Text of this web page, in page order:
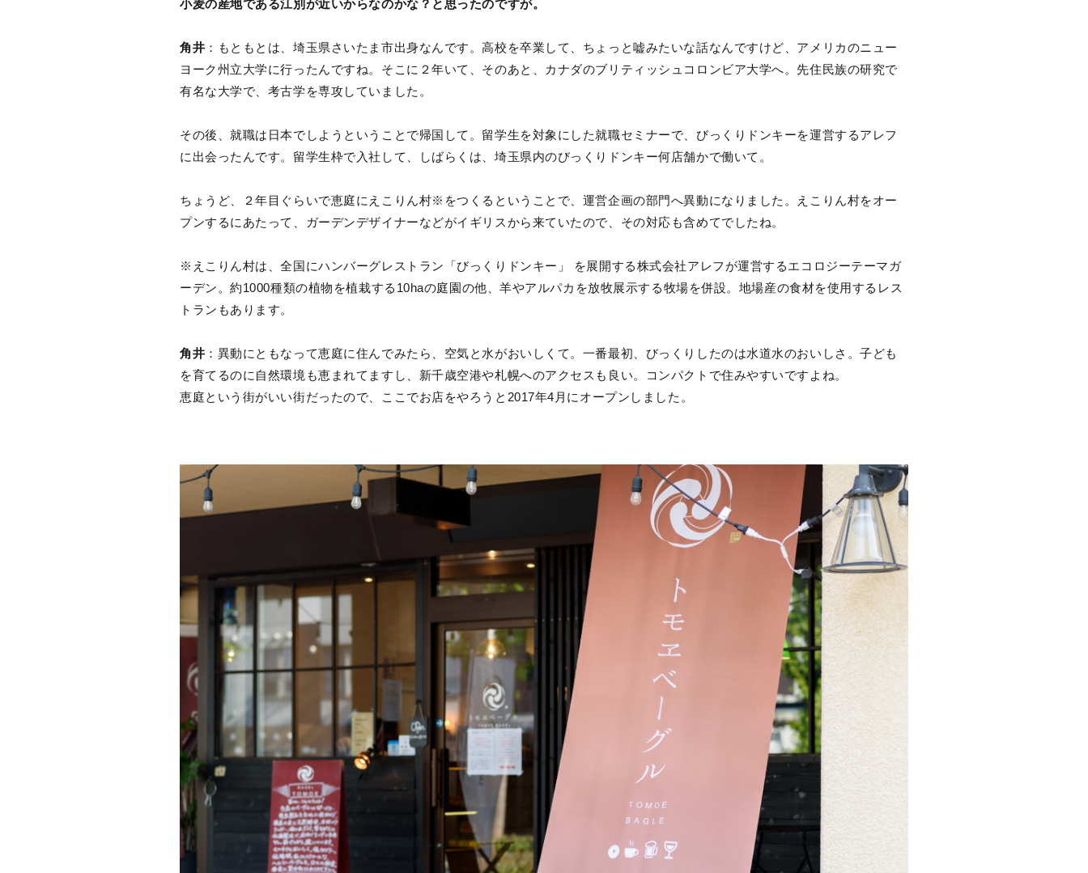
小麦の産地である江別が近いからなのかな？と思ったのですが。
角井 ：もともとは、埼玉県さいたま市出身なんです。高校を卒業して、ちょっと嘘みたいな話なんですけど、アメリカのニュー
ヨーク州立大学に行ったんですね。そこに２年いて、そのあと、カナダのブリティッシュコロンビア大学へ。先住民族の研究で
有名な大学で、考古学を専攻していました。
その後、就職は日本でしようということで帰国して。留学生を対象にした就職セミナーで、びっくりドンキーを運営するアレフ
に出会ったんです。留学生枠で入社して、しばらくは、埼玉県内のびっくりドンキー何店舗かで働いて。
ちょうど、２年目ぐらいで恵庭にえこりん村※をつくるということで、運営企画の部門へ異動になりました。えこりん村をオー
プンするにあたって、ガーデンデザイナーなどがイギリスから来ていたので、その対応も含めてでしたね。
※えこりん村は、全国にハンバーグレストラン「びっくりドンキー」 を展開する株式会社アレフが運営するエコロジーテーマガ
ーデン。約1000種類の植物を植栽する10haの庭園の他、羊やアルパカを放牧展示する牧場を併設。地場産の食材を使用するレス
トランもあります。
角井 ：異動にともなって恵庭に住んでみたら、空気と水がおいしくて。一番最初、びっくりしたのは水道水のおいしさ。子ども
を育てるのに自然環境も恵まれてますし、新千歳空港や札幌へのアクセスも良い。コンパクトで住みやすいですよね。
恵庭という街がいい街だったので、ここでお店をやろうと2017年4月にオープンしました。